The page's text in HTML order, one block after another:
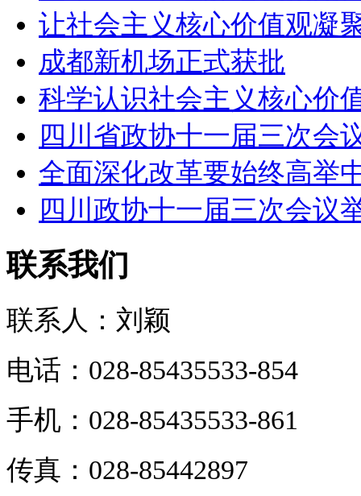
让社会主义核心价值观凝
成都新机场正式获批
科学认识社会主义核心价
四川省政协十一届三次会
全面深化改革要始终高举
四川政协十一届三次会议
联系我们
联系人：刘颖
电话：028-85435533-854
手机：028-85435533-861
传真：028-85442897